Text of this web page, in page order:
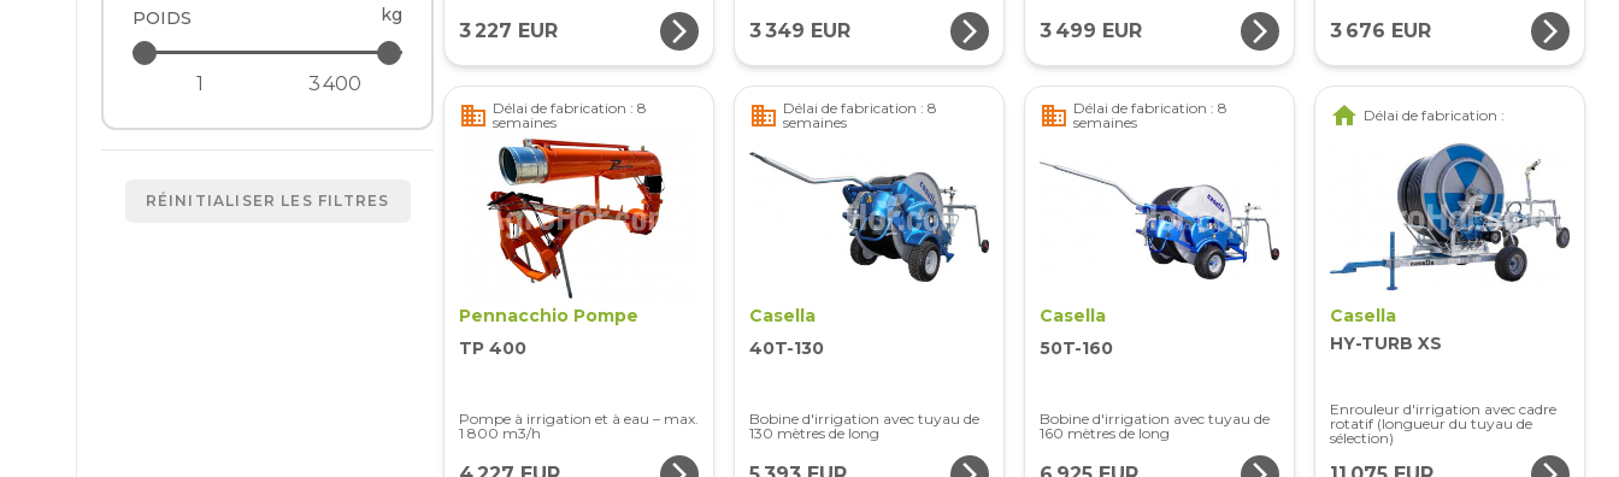
POIDS kg
RÉINITIALISER LES FILTRES
3 227 EUR arrow_forward_ios 3 349 EUR arrow_forward_ios 3 499 EUR arrow_forward_ios 3 676 EUR arrow_forward_ios
business Délai de fabrication : 8
semaines
Pennacchio Pompe
TP 400
Pompe à irrigation et à eau – max.
1 800 m3/h
business Délai de fabrication : 8
semaines
Casella
40T-130
Bobine d'irrigation avec tuyau de
130 mètres de long
business Délai de fabrication : 8
semaines
Casella
50T-160
Bobine d'irrigation avec tuyau de
160 mètres de long
home Délai de fabrication :
Casella
HY-TURB XS
Enrouleur d'irrigation avec cadre
rotatif (longueur du tuyau de
sélection)